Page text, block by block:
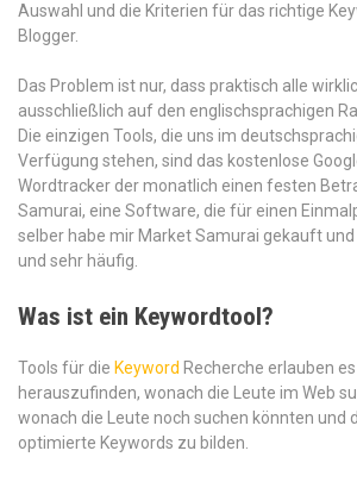
Auswahl und die Kriterien für das richtige
Blogger.
Das Problem ist nur, dass praktisch alle
ausschließlich auf den englischsprachigen
Die einzigen Tools, die uns im
Verfügung stehen, sind das kostenlose
Wordtracker der monatlich einen festen
Samurai, eine Software, die für einen
selber habe mir Market Samurai gekauft
und sehr häufig.
Was ist ein Keywordtool?
Tools für die Keyword Recherche erlauben
herauszufinden, wonach die Leute im Web
wonach die Leute noch suchen könnten und
optimierte Keywords zu bilden.